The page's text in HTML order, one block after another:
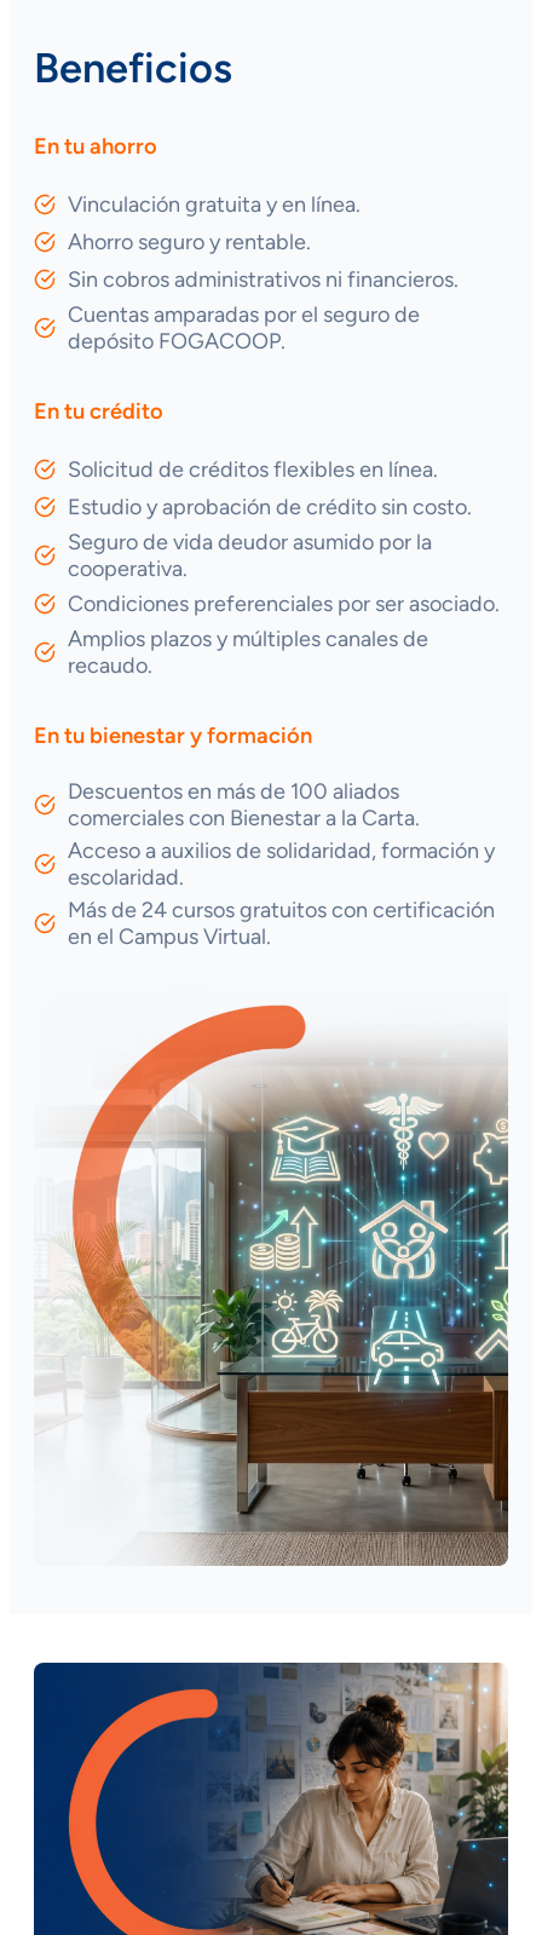
Beneficios
En tu ahorro
Vinculación gratuita y en línea.
Ahorro seguro y rentable.
Sin cobros administrativos ni financieros.
Cuentas amparadas por el seguro de
depósito FOGACOOP.
En tu crédito
Solicitud de créditos flexibles en línea.
Estudio y aprobación de crédito sin costo.
Seguro de vida deudor asumido por la
cooperativa.
Condiciones preferenciales por ser asociado.
Amplios plazos y múltiples canales de
recaudo.
En tu bienestar y formación
Descuentos en más de 100 aliados
comerciales con Bienestar a la Carta.
Acceso a auxilios de solidaridad, formación y
escolaridad.
Más de 24 cursos gratuitos con certificación
en el Campus Virtual.